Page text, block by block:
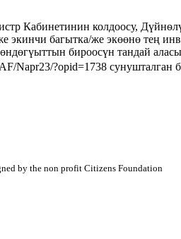
Кабинетинин колдоосу,
экинчи багытка/же экөөнө
бироосүн тандай аласыз.
Napr23/?opid=1738
by the non profit Citizens Foundation